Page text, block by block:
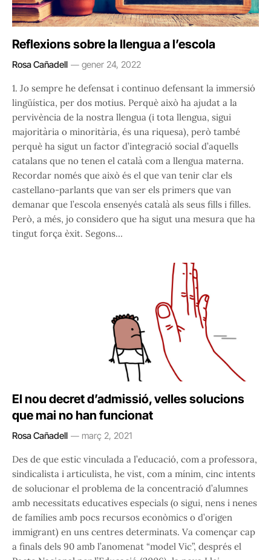
Reflexions sobre la llengua a l’escola
Rosa Cañadell gener 24, 2022
1. Jo sempre he defensat i continuo defensant la immersió
lingüística, per dos motius. Perquè això ha ajudat a la
pervivència de la nostra llengua (i tota llengua, sigui
majoritària o minoritària, és una riquesa), però també
perquè ha sigut un factor d’integració social d’aquells
catalans que no tenen el català com a llengua materna.
Recordar només que això és el que van tenir clar els
castellano-parlants que van ser els primers que van
demanar que l’escola ensenyés català als seus fills i filles.
Però, a més, jo considero que ha sigut una mesura que ha
tingut força èxit. Segons…
El nou decret d’admissió, velles solucions
que mai no han funcionat
Rosa Cañadell març 2, 2021
Des de que estic vinculada a l’educació, com a professora,
sindicalista i articulista, he vist, com a mínim, cinc intents
de solucionar el problema de la concentració d’alumnes
amb necessitats educatives especials (o sigui, nens i nenes
de famílies amb pocs recursos econòmics o d’origen
immigrant) en uns centres determinats. Va començar cap
a finals dels 90 amb l’anomenat “model Vic”, després el